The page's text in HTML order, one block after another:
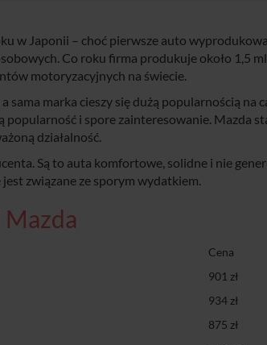
w Japonii – choć pierwsze auto
Co roku firma produkuje około 1,5
motoryzacyjnych na świecie.
marka cieszy się dużą popularnością na
i spore zainteresowanie. Mazda
działalność.
Są to auta komfortowe, solidne i nie
związane ze sporym wydatkiem.
Cena
901 zł
934 zł
875 zł